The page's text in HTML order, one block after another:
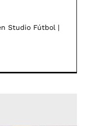
Studio Fútbol |